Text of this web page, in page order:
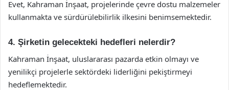
Evet, Kahraman İnşaat, projelerinde çevre dostu malzemeler
kullanmakta ve sürdürülebilirlik ilkesini benimsemektedir.
4. Şirketin gelecekteki hedefleri nelerdir?
Kahraman İnşaat, uluslararası pazarda etkin olmayı ve
yenilikçi projelerle sektördeki liderliğini pekiştirmeyi
hedeflemektedir.